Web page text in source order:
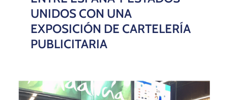
UNIDOS CON UNA
EXPOSICIÓN DE CARTELERÍA
PUBLICITARIA